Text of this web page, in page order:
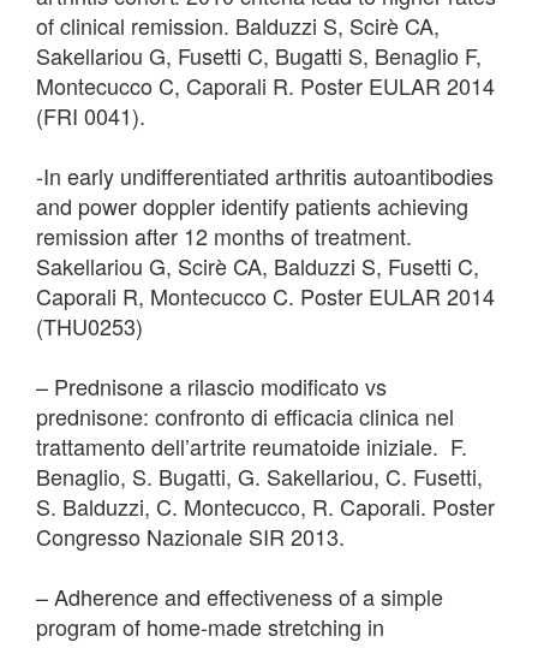
of clinical remission. Balduzzi S, Scirè CA,
Sakellariou G, Fusetti C, Bugatti S, Benaglio F,
Montecucco C, Caporali R. Poster EULAR 2014
(FRI 0041).
-In early undifferentiated arthritis autoantibodies
and power doppler identify patients achieving
remission after 12 months of treatment.
Sakellariou G, Scirè CA, Balduzzi S, Fusetti C,
Caporali R, Montecucco C. Poster EULAR 2014
(THU0253)
– Prednisone a rilascio modificato vs
prednisone: confronto di efficacia clinica nel
trattamento dell’artrite reumatoide iniziale. F.
Benaglio, S. Bugatti, G. Sakellariou, C. Fusetti,
S. Balduzzi, C. Montecucco, R. Caporali. Poster
Congresso Nazionale SIR 2013.
– Adherence and effectiveness of a simple
program of home-made stretching in